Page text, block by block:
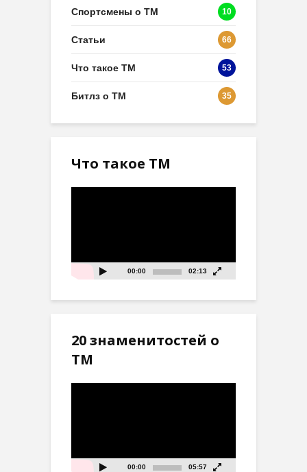
Спортсмены о ТМ 10
Статьи 66
Что такое ТМ 53
Битлз о ТМ 35
Что такое ТМ
00:00 02:13
20 знаменитостей о
ТМ
00:00 05:57